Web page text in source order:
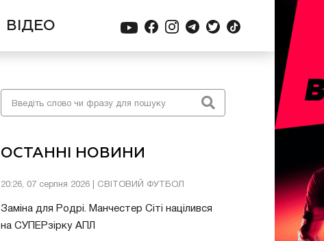
ВІДЕО
ОСТАННІ НОВИНИ
20:26, 07 серпня 2026 | СВІТОВИЙ ФУТБОЛ
Заміна для Родрі. Манчестер Сіті націлився
на СУПЕРзірку АПЛ